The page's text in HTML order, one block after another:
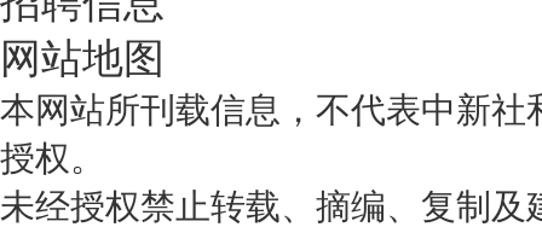
网站地图
本网站所刊载信息，不代表中新
授权。
未经授权禁止转载、摘编、复制